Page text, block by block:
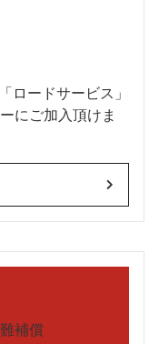
ロードサービス」
にご加入頂けま